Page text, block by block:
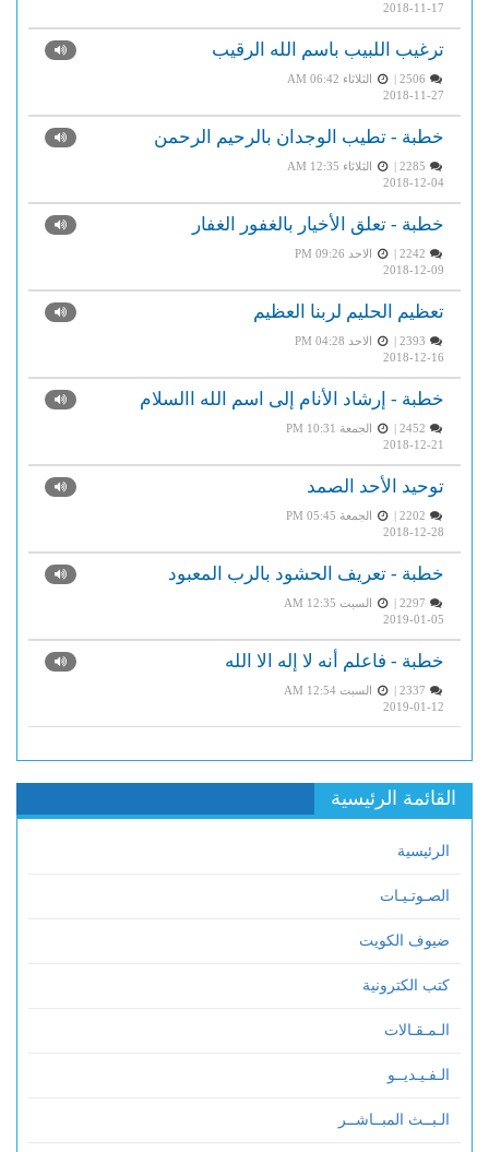
2018-11-17
ترغيب اللبيب باسم الله الرقيب
الثلاثاء AM 06:42
2018-11-27
خطبة - تطيب الوجدان بالرحيم الرحمن
الثلاثاء AM 12:35
2018-12-04
خطبة - تعلق الأخيار بالغفور الغفار
الاحد PM 09:26
2018-12-09
تعظيم الحليم لربنا العظيم
الاحد PM 04:28
2018-12-16
خطبة - إرشاد الأنام إلى اسم الله االسلام
الجمعة PM 10:31
2018-12-21
توحيد الأحد الصمد
الجمعة PM 05:45
2018-12-28
خطبة - تعريف الحشود بالرب المعبود
السبت AM 12:35
2019-01-05
خطبة - فاعلم أنه لا إله الا الله
السبت AM 12:54
2019-01-12
القائمة الرئيسية
الرئيسية
الصـوتـيـات
ضيوف الكويت
كتب الكترونية
الـمـقـالات
الـفـيـديــو
الـبــث المبــاشــر